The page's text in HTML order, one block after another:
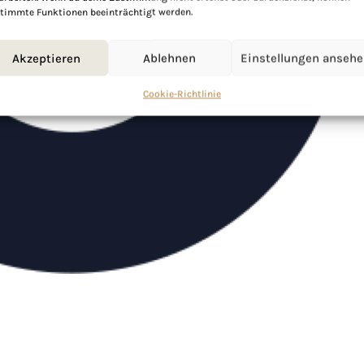
Funktionen beeinträchtigt werden.
Akzeptieren Ablehnen Einstellungen
Cookie-Richtlinie